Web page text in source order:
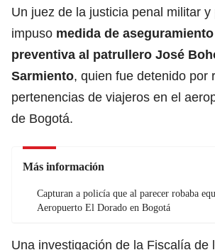
Un juez de la justicia penal militar
impuso medida de
preventiva al patrullero José
Sarmiento, quien fue detenido por
pertenencias de viajeros en el
de Bogotá.
Más información
Capturan a policía que al parecer robaba
Aeropuerto El Dorado en Bogotá
Una investigación de la Fiscalía de